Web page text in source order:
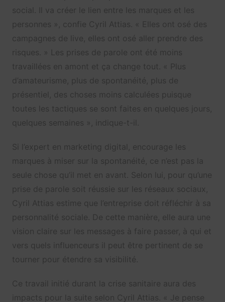
social. Il va créer le lien entre les marques et les
personnes », confie Cyril Attias. « Elles ont osé des
campagnes de live, elles ont osé aller prendre des
risques. » Les prises de parole ont été moins
travaillées en amont et ça change tout. « Plus
d’amateurisme, plus de spontanéité, plus de
présentiel, des choses moins calculées puisque
toutes les tactiques se sont faites en quelques jours,
quelques semaines », indique-t-il.
Si l’expert en marketing digital, encourage les
marques à miser sur la spontanéité, ce n’est pas la
seule chose qu’il met en avant. Selon lui, pour qu’une
prise de parole soit réussie sur les réseaux sociaux,
Cyril Attias estime que l’entreprise doit réfléchir à sa
personnalité sociale. De cette manière, elle aura une
vision claire sur les messages à faire passer, à qui et
vers quels influenceurs il peut être pertinent de se
tourner pour étendre sa visibilité.
Ce travail initié durant la crise sanitaire aura des
impacts pour la suite selon Cyril Attias. « Je pense